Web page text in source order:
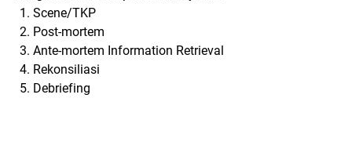
Scene/TKP
Post-mortem
Ante-mortem Information Retrieval
Rekonsiliasi
Debriefing